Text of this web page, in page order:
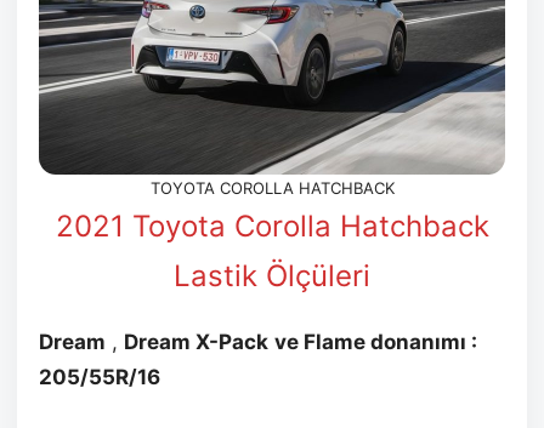
TOYOTA COROLLA HATCHBACK
2021 Toyota Corolla Hatchback
Lastik Ölçüleri
Dream , Dream X-Pack ve Flame donanımı :
205/55R/16